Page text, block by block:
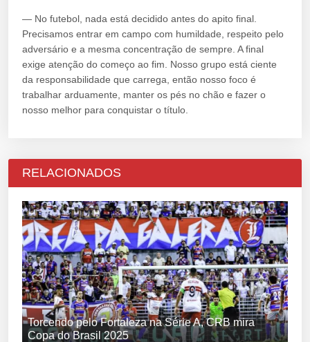
— No futebol, nada está decidido antes do apito final.
Precisamos entrar em campo com humildade, respeito pelo
adversário e a mesma concentração de sempre. A final
exige atenção do começo ao fim. Nosso grupo está ciente
da responsabilidade que carrega, então nosso foco é
trabalhar arduamente, manter os pés no chão e fazer o
nosso melhor para conquistar o título.
RELACIONADOS
Torcendo pelo Fortaleza na Série A, CRB mira
Copa do Brasil 2025